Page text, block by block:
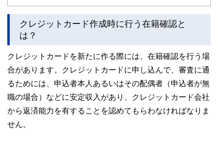
をわかりやすく発信している点です。
このように編集経験豊富なメンバーと金融や経済に精通した
私たちは、快適でより良い生活のアイデアを提供するお金の
コンシェルジュを目指します。
クレジットカード作成時に行う在籍確認と
は？
クレジットカードを新たに作る際には、在籍確認を行う場
合があります。クレジットカードに申し込んで、審査に通
るためには、申込者本人あるいはその配偶者（申込者が無
職の場合）などに安定収入があり、クレジットカード会社
から返済能力を有することを認めてもらわなければなりま
せん。